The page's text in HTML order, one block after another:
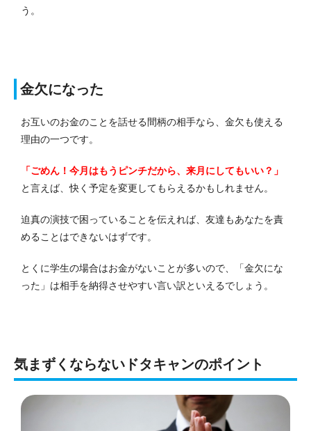
う。
金欠になった
お互いのお金のことを話せる間柄の相手なら、金欠も使える
理由の一つです。
「ごめん！今月はもうピンチだから、来月にしてもいい？」
と言えば、快く予定を変更してもらえるかもしれません。
迫真の演技で困っていることを伝えれば、友達もあなたを責
めることはできないはずです。
とくに学生の場合はお金がないことが多いので、「金欠にな
った」は相手を納得させやすい言い訳といえるでしょう。
気まずくならないドタキャンのポイント